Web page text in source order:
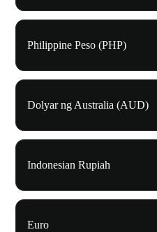
Philippine Peso (PHP)
Dolyar ng Australia (AUD)
Indonesian Rupiah
Euro